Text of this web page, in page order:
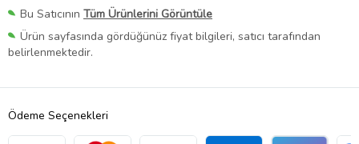
Bu Satıcının Tüm Ürünlerini Görüntüle
Ürün sayfasında gördüğünüz fiyat bilgileri, satıcı tarafından
belirlenmektedir.
Ödeme Seçenekleri